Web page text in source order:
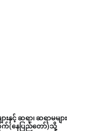
းနှင့် ဆရာ၊ ဆရာမများ
(နေပြည်တော်)သို့